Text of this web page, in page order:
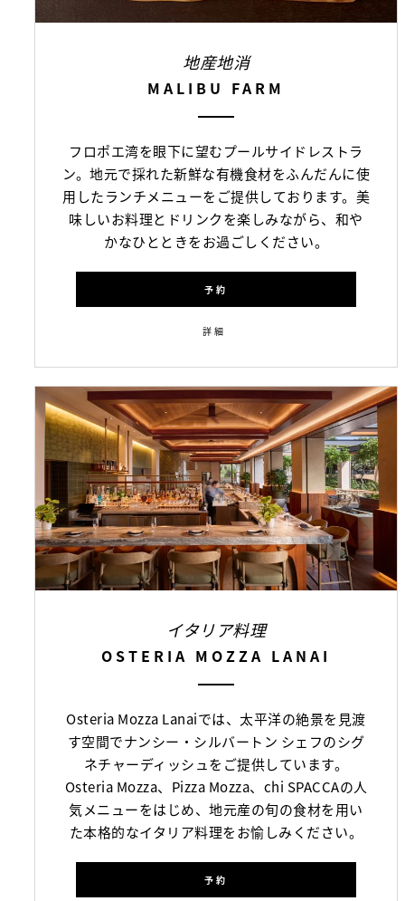
地産地消
MALIBU FARM
フロポエ湾を眼下に望むプールサイドレストラ
ン。地元で採れた新鮮な有機食材をふんだんに使
用したランチメニューをご提供しております。美
味しいお料理とドリンクを楽しみながら、和や
かなひとときをお過ごしください。
予約
詳細
イタリア料理
OSTERIA MOZZA LANAI
Osteria Mozza Lanaiでは、太平洋の絶景を見渡
す空間でナンシー・シルバートン シェフのシグ
ネチャーディッシュをご提供しています。
Osteria Mozza、Pizza Mozza、chi SPACCAの人
気メニューをはじめ、地元産の旬の食材を用い
た本格的なイタリア料理をお愉しみください。
予約